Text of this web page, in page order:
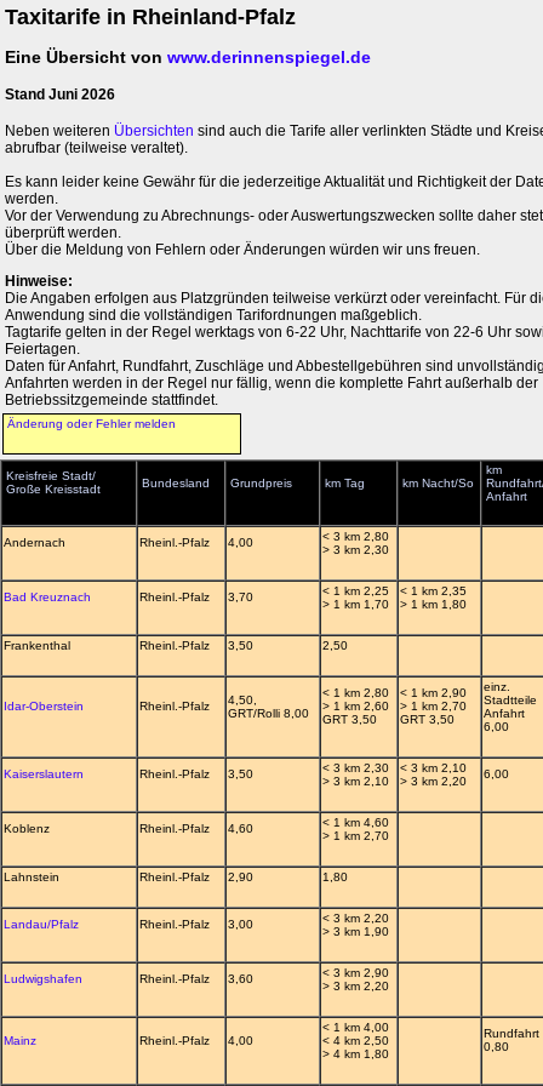
Taxitarife in Rheinland-Pfalz
Eine Übersicht von www.derinnenspiegel.de
Stand Juni 2026
Neben weiteren Übersichten sind auch die Tarife aller verlinkten Städte und
abrufbar (teilweise veraltet).
Es kann leider keine Gewähr für die jederzeitige Aktualität und Richtigkeit der
werden.
Vor der Verwendung zu Abrechnungs- oder Auswertungszwecken sollte daher
überprüft werden.
Über die Meldung von Fehlern oder Änderungen würden wir uns freuen.
Hinweise:
Die Angaben erfolgen aus Platzgründen teilweise verkürzt oder vereinfacht. Für
Anwendung sind die vollständigen Tarifordnungen maßgeblich.
Tagtarife gelten in der Regel werktags von 6-22 Uhr, Nachttarife von 22-6 Uhr
Feiertagen.
Daten für Anfahrt, Rundfahrt, Zuschläge und Abbestellgebühren sind
Anfahrten werden in der Regel nur fällig, wenn die komplette Fahrt außerhalb der
Betriebssitzgemeinde stattfindet.
Änderung oder Fehler melden
Kreisfreie Stadt/
Große Kreisstadt
Bundesland Grundpreis km Tag km Nacht/So
km
Anfahrt
Andernach Rheinl.-Pfalz 4,00
< 3 km 2,80
> 3 km 2,30
Bad Kreuznach Rheinl.-Pfalz 3,70
< 1 km 2,25
> 1 km 1,70
< 1 km 2,35
> 1 km 1,80
Frankenthal Rheinl.-Pfalz 3,50 2,50
Idar-Oberstein Rheinl.-Pfalz
4,50,
GRT/Rolli 8,00
< 1 km 2,80
> 1 km 2,60
GRT 3,50
< 1 km 2,90
> 1 km 2,70
GRT 3,50
einz.
Stadtteile
Anfahrt
6,00
Kaiserslautern Rheinl.-Pfalz 3,50
< 3 km 2,30
> 3 km 2,10
< 3 km 2,10
> 3 km 2,20
6,00
Koblenz Rheinl.-Pfalz 4,60
< 1 km 4,60
> 1 km 2,70
Lahnstein Rheinl.-Pfalz 2,90 1,80
Landau/Pfalz Rheinl.-Pfalz 3,00
< 3 km 2,20
> 3 km 1,90
Ludwigshafen Rheinl.-Pfalz 3,60
< 3 km 2,90
> 3 km 2,20
Mainz Rheinl.-Pfalz 4,00
< 1 km 4,00
< 4 km 2,50
> 4 km 1,80
Rundfahrt
0,80